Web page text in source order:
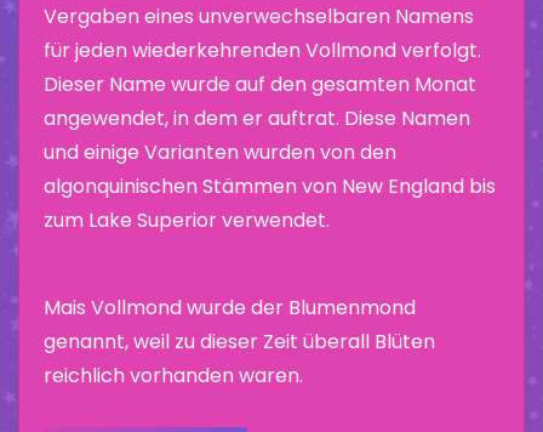
Vergaben eines unverwechselbaren Namens
für jeden wiederkehrenden Vollmond verfolgt.
Dieser Name wurde auf den gesamten Monat
angewendet, in dem er auftrat. Diese Namen
und einige Varianten wurden von den
algonquinischen Stämmen von New England bis
zum Lake Superior verwendet.
Mais Vollmond wurde der Blumenmond
genannt, weil zu dieser Zeit überall Blüten
reichlich vorhanden waren.